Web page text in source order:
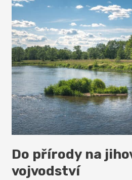
Piąteku
Do přírody na
vojvodství